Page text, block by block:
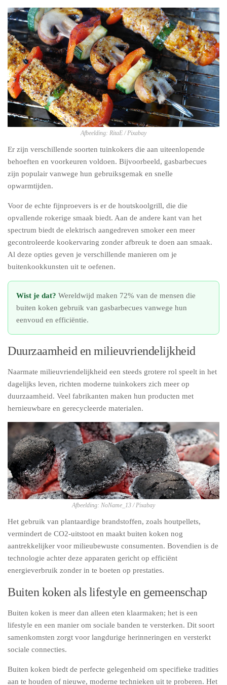
Afbeelding: RitaE / Pixabay
Er zijn verschillende soorten tuinkokers die aan uiteenlopende
behoeften en voorkeuren voldoen. Bijvoorbeeld, gasbarbecues
zijn populair vanwege hun gebruiksgemak en snelle
opwarmtijden.
Voor de echte fijnproevers is er de houtskoolgrill, die die
opvallende rokerige smaak biedt. Aan de andere kant van het
spectrum biedt de elektrisch aangedreven smoker een meer
gecontroleerde kookervaring zonder afbreuk te doen aan smaak.
Al deze opties geven je verschillende manieren om je
buitenkookkunsten uit te oefenen.
Wist je dat? Wereldwijd maken 72% van de mensen die
buiten koken gebruik van gasbarbecues vanwege hun
eenvoud en efficiëntie.
Duurzaamheid en milieuvriendelijkheid
Naarmate milieuvriendelijkheid een steeds grotere rol speelt in het
dagelijks leven, richten moderne tuinkokers zich meer op
duurzaamheid. Veel fabrikanten maken hun producten met
hernieuwbare en gerecycleerde materialen.
Afbeelding: NoName_13 / Pixabay
Het gebruik van plantaardige brandstoffen, zoals houtpellets,
vermindert de CO2-uitstoot en maakt buiten koken nog
aantrekkelijker voor milieubewuste consumenten. Bovendien is de
technologie achter deze apparaten gericht op efficiënt
energieverbruik zonder in te boeten op prestaties.
Buiten koken als lifestyle en gemeenschap
Buiten koken is meer dan alleen eten klaarmaken; het is een
lifestyle en een manier om sociale banden te versterken. Dit soort
samenkomsten zorgt voor langdurige herinneringen en versterkt
sociale connecties.
Buiten koken biedt de perfecte gelegenheid om specifieke tradities
aan te houden of nieuwe, moderne technieken uit te proberen. Het